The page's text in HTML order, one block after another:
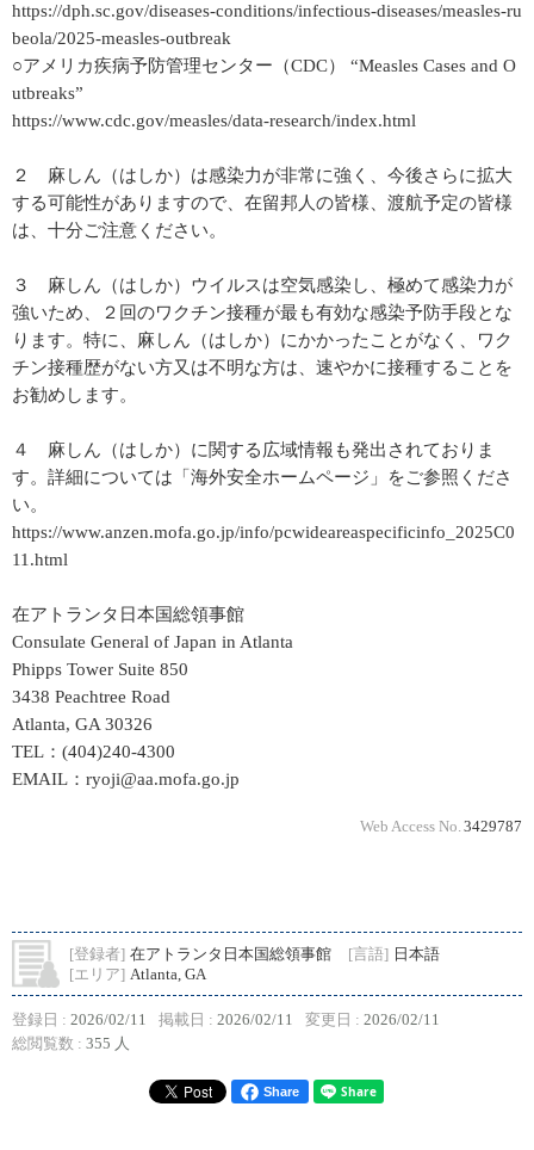
https://dph.sc.gov/diseases-conditions/infectious-diseases/measles-ru
beola/2025-measles-outbreak
○アメリカ疾病予防管理センター（CDC） “Measles Cases and O
utbreaks”
https://www.cdc.gov/measles/data-research/index.html
２ 麻しん（はしか）は感染力が非常に強く、今後さらに拡大
する可能性がありますので、在留邦人の皆様、渡航予定の皆様
は、十分ご注意ください。
３ 麻しん（はしか）ウイルスは空気感染し、極めて感染力が
強いため、２回のワクチン接種が最も有効な感染予防手段とな
ります。特に、麻しん（はしか）にかかったことがなく、ワク
チン接種歴がない方又は不明な方は、速やかに接種することを
お勧めします。
４ 麻しん（はしか）に関する広域情報も発出されておりま
す。詳細については「海外安全ホームページ」をご参照くださ
い。
https://www.anzen.mofa.go.jp/info/pcwideareaspecificinfo_2025C0
11.html
在アトランタ日本国総領事館
Consulate General of Japan in Atlanta
Phipps Tower Suite 850
3438 Peachtree Road
Atlanta, GA 30326
TEL：(404)240‐4300
EMAIL：ryoji@aa.mofa.go.jp
Web Access No. 3429787
[登録者] 在アトランタ日本国総領事館 [言語] 日本語
[エリア] Atlanta, GA
登録日 : 2026/02/11 掲載日 : 2026/02/11 変更日 : 2026/02/11
総閲覧数 : 355 人
Share